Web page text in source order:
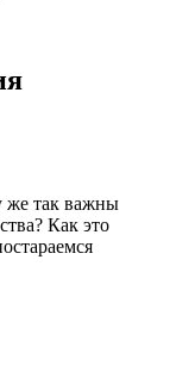
же так важны
Как это